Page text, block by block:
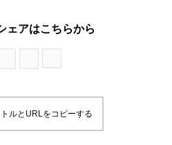
ェアはこちらから
ルとURLをコピーする